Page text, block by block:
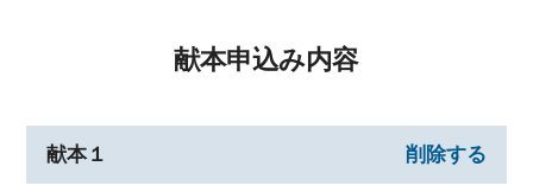
献本申込み内容
献本１ 削除する